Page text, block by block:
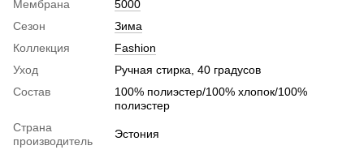
Мембрана
5000
Сезон
Зима
Коллекция
Fashion
Уход
Ручная стирка, 40 градусов
Состав
100% полиэстер/100% хлопок/100%
полиэстер
Страна
производитель
Эстония